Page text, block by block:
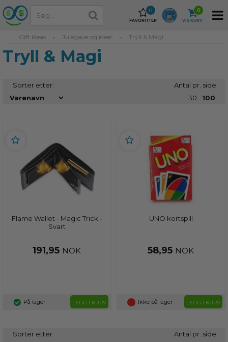
FAVORITTER
0
VIS KURV
0
Gift Ideas » Julegave og ideer » Tryll & Magi
Tryll & Magi
Sorter etter:
Antal pr. side:
30
100
Flame Wallet - Magic Trick -
Svart
191,95 NOK
På lager LEGG I KURV
UNO kortspill
58,95 NOK
Ikke på lager LEGG I KURV
Sorter etter:
Antal pr. side: